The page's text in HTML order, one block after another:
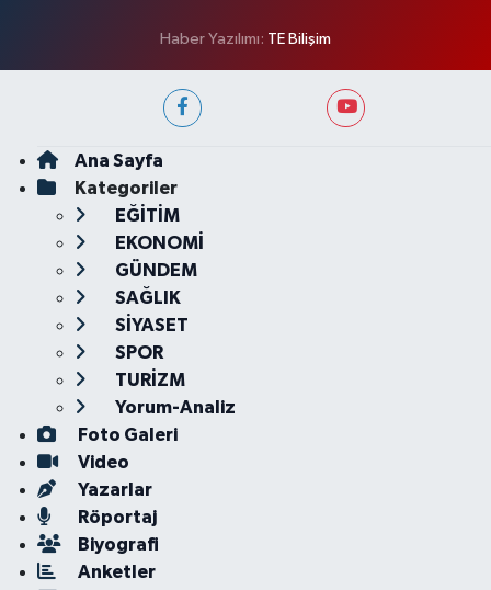
Haber Yazılımı: TE Bilişim
Ana Sayfa
Kategoriler
EĞİTİM
EKONOMİ
GÜNDEM
SAĞLIK
SİYASET
SPOR
TURİZM
Yorum-Analiz
Foto Galeri
Video
Yazarlar
Röportaj
Biyografi
Anketler